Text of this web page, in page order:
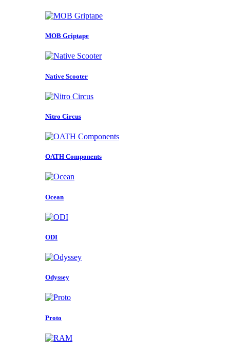
MOB Griptape
Native Scooter
Nitro Circus
OATH Components
Ocean
ODI
Odyssey
Proto